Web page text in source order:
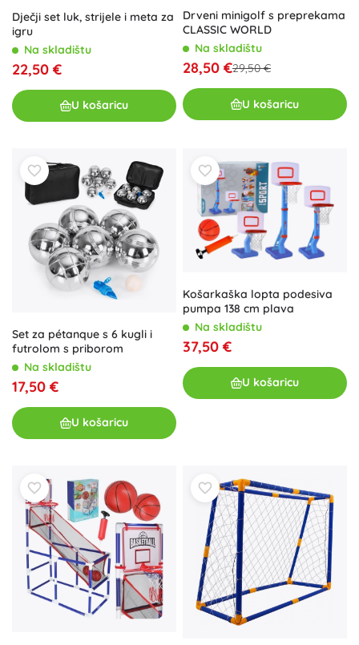
Dječji set luk, strijele i meta za
igru
Na skladištu
22,50 €
U košaricu
Drveni minigolf s preprekama
CLASSIC WORLD
Na skladištu
28,50 €29,50 €
U košaricu
Set za pétanque s 6 kugli i
futrolom s priborom
Na skladištu
17,50 €
U košaricu
Košarkaška lopta podesiva
pumpa 138 cm plava
Na skladištu
37,50 €
U košaricu